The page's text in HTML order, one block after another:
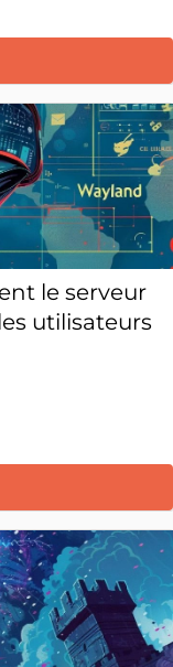
le serveur
utilisateurs